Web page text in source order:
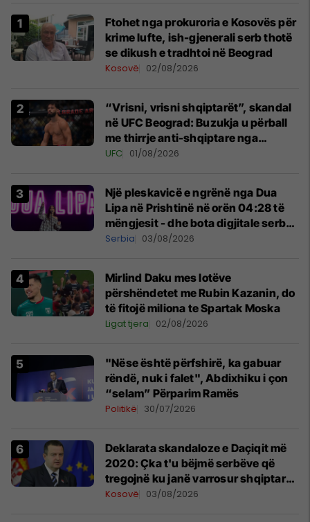
Ftohet nga prokuroria e Kosovës për
krime lufte, ish-gjenerali serb thotë
se dikush e tradhtoi në Beograd
Kosovë 02/08/2026
“Vrisni, vrisni shqiptarët”, skandal
në UFC Beograd: Buzukja u përball
me thirrje anti-shqiptare nga
tribunat
UFC 01/08/2026
Një pleskavicë e ngrënë nga Dua
Lipa në Prishtinë në orën 04:28 të
mëngjesit - dhe bota digjitale serbe
shpall gjendjen e luftës
Serbia 03/08/2026
Mirlind Daku mes lotëve
përshëndetet me Rubin Kazanin, do
të fitojë miliona te Spartak Moska
Ligat tjera 02/08/2026
"Nëse është përfshirë, ka gabuar
rëndë, nuk i falet", Abdixhiku i çon
“selam” Përparim Ramës
Politikë 30/07/2026
​Deklarata skandaloze e Daçiqit më
2020: Çka t'u bëjmë serbëve që
tregojnë ku janë varrosur shqiptarët
në Serbi
Kosovë 03/08/2026